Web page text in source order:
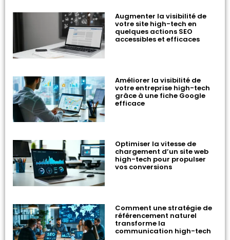
Augmenter la visibilité de
votre site high-tech en
quelques actions SEO
accessibles et efficaces
Améliorer la visibilité de
votre entreprise high-tech
grâce à une fiche Google
efficace
Optimiser la vitesse de
chargement d’un site web
high-tech pour propulser
vos conversions
Comment une stratégie de
référencement naturel
transforme la
communication high-tech